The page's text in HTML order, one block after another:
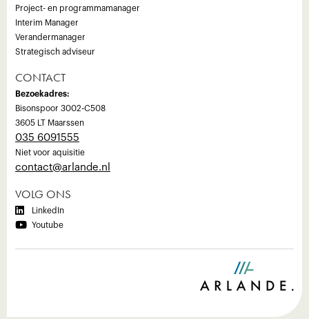
Project- en programmamanager
Interim Manager
Verandermanager
Strategisch adviseur
CONTACT
Bezoekadres:
Bisonspoor 3002-C508
3605 LT Maarssen
035 6091555
Niet voor aquisitie
‍contact@arlande.nl
VOLG ONS
 LinkedIn
 Youtube